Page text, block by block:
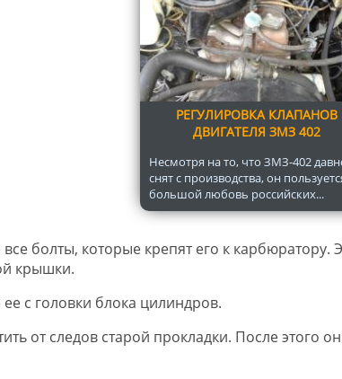
РЕГУЛИРОВКА КЛАПАНОВ
ДВИГАТЕЛЯ ЗМЗ 402
Несмотря на то, что ЗМЗ-402
снят с производства, он
большой любовь российских...
болты, которые крепят его к карбюратору.
крышки.
с головки блока цилиндров.
от следов старой прокладки. После этого